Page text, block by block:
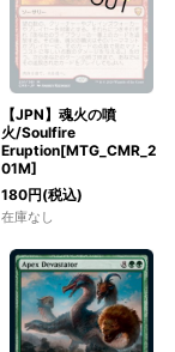
【JPN】魂火の噴
火/Soulfire
Eruption[MTG_CMR_2
01M]
180円(税込)
在庫なし